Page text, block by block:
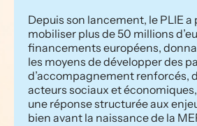
Depuis son lancement, le PLIE a
mobiliser plus de 50 millions
financements européens,
les moyens de développer des
d’accompagnement renforcés,
acteurs sociaux et
une réponse structurée aux
bien avant la naissance de la